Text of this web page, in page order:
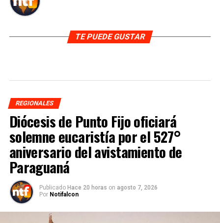
TE PUEDE GUSTAR
REGIONALES
Diócesis de Punto Fijo oficiará
solemne eucaristía por el 527°
aniversario del avistamiento de
Paraguaná
Publicado Hace 20 horas on agosto 7, 2026
Por Notifalcon